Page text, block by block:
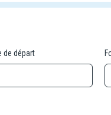
charmer par la vallée
de départ